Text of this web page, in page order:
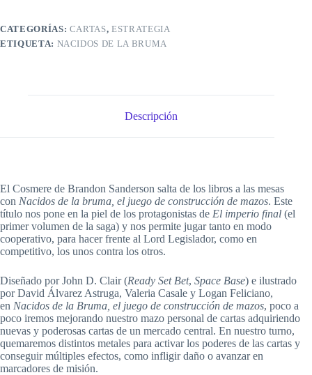
CATEGORÍAS: CARTAS,ESTRATEGIA
ETIQUETA: NACIDOS DE LA BRUMA
Descripción
El Cosmere de Brandon Sanderson salta de los libros a las mesas
con Nacidos de la bruma, el juego de construcción de mazos. Este
título nos pone en la piel de los protagonistas de El imperio final (el
primer volumen de la saga) y nos permite jugar tanto en modo
cooperativo, para hacer frente al Lord Legislador, como en
competitivo, los unos contra los otros.
Diseñado por John D. Clair (Ready Set Bet, Space Base) e ilustrado
por David Álvarez Astruga, Valeria Casale y Logan Feliciano,
en Nacidos de la Bruma, el juego de construcción de mazos, poco a
poco iremos mejorando nuestro mazo personal de cartas adquiriendo
nuevas y poderosas cartas de un mercado central. En nuestro turno,
quemaremos distintos metales para activar los poderes de las cartas y
conseguir múltiples efectos, como infligir daño o avanzar en
marcadores de misión.